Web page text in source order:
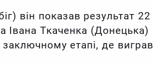
він показав результат 22
Івана Ткаченка (Донецька)
етапі, де виграв